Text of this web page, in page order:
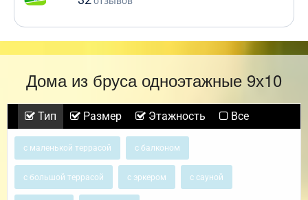
Дома из бруса одноэтажные 9х10
Тип Размер Этажность Все
с маленькой террасой с балконом
с большой террасой с эркером с сауной